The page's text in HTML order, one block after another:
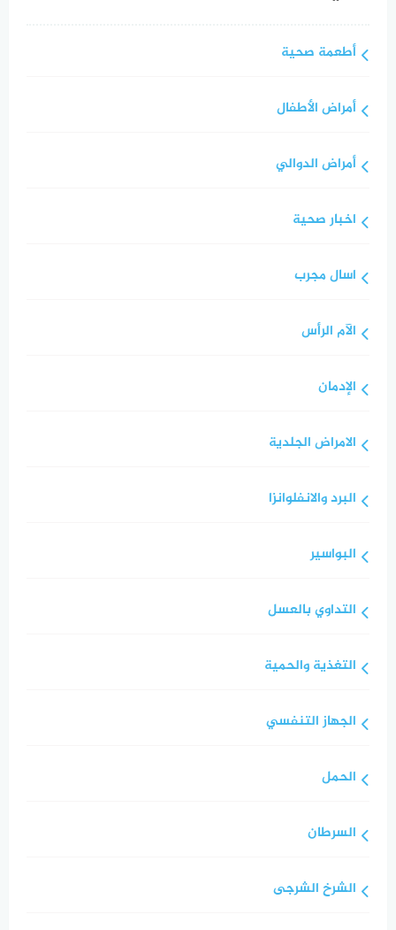
أطعمة صحية
أمراض الأطفال
أمراض الدوالي
اخبار صحية
اسال مجرب
الآم الرأس
الإدمان
الامراض الجلدية
البرد والانفلوانزا
البواسير
التداوي بالعسل
التغذية والحمية
الجهاز التنفسي
الحمل
السرطان
الشرخ الشرجى